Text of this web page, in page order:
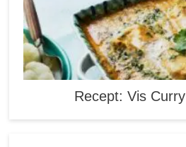
Recept: Vis